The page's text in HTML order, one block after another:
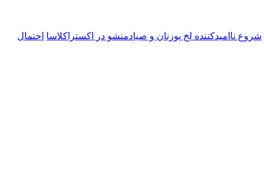
شروع ناامیدکننده لخ پوزنان و صیادمنشو در اکستراکلاسا احتمال